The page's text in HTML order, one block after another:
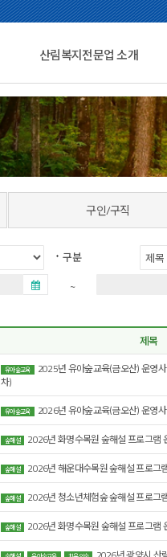
산림복지전문업 소개
구인/구직
구분
~
제목
유아숲교육
2025년 유아숲교육(금오산) 운영
차)
유아숲교육
2026년 유아숲교육(금오산) 운영
숲해설
2026년 화명수목원 숲해설 프로그램
숲해설
2026년 해운대수목원 숲해설 프로그
숲해설
2026년 청소년체험숲 숲해설 프로그
숲해설 2026년 화명수목원 숲해설 프로그램